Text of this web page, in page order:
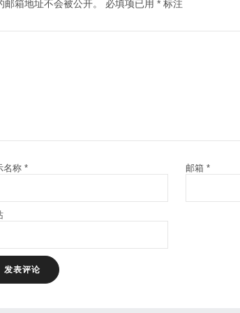
邮箱地址不会被公开。 必填项已用 * 标注
名称 * 邮箱 *